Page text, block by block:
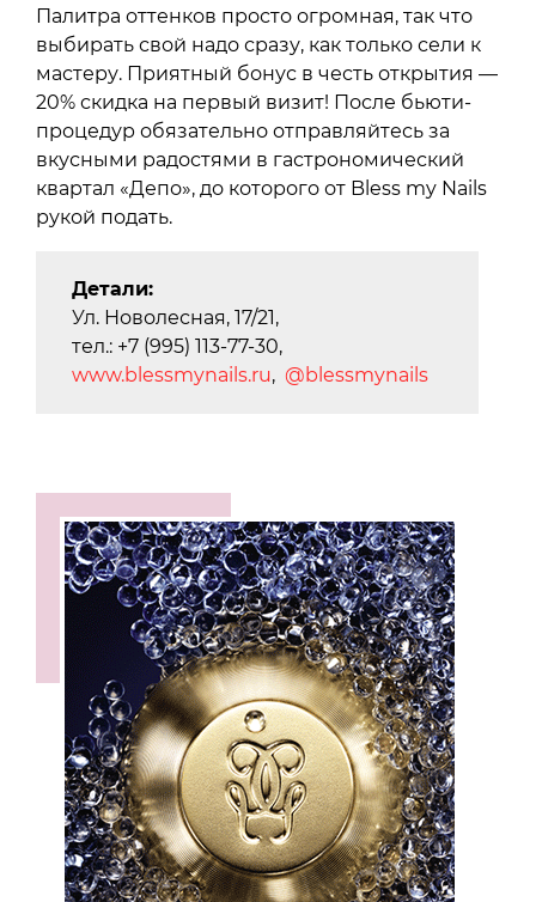
Палитра оттенков просто огромная, так что
выбирать свой надо сразу, как только сели к
мастеру. Приятный бонус в честь открытия —
20% скидка на первый визит! После бьюти-
процедур обязательно отправляйтесь за
вкусными радостями в гастрономический
квартал «Депо», до которого от Bless my Nails
рукой подать.
Детали:
Ул. Новолесная, 17/21,
тел.: +7 (995) 113-77-30,
www.blessmynails.ru, @blessmynails